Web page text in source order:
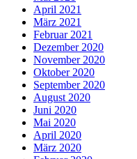
April 2021
März 2021
Februar 2021
Dezember 2020
November 2020
Oktober 2020
September 2020
August 2020
Juni 2020
Mai 2020
April 2020
März 2020